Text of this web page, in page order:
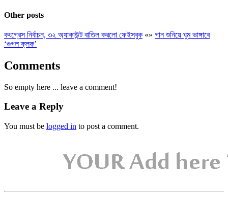
Other posts
কংগ্রেস নির্বাচন, ৩২ অ্যাকাউন্ট বাতিল করলো ফেইসবুক «» গান শুনিয়ে ঘুম ভাঙ্গাবে
‘গুগল ক্লক’
Comments
So empty here ... leave a comment!
Leave a Reply
You must be logged in to post a comment.